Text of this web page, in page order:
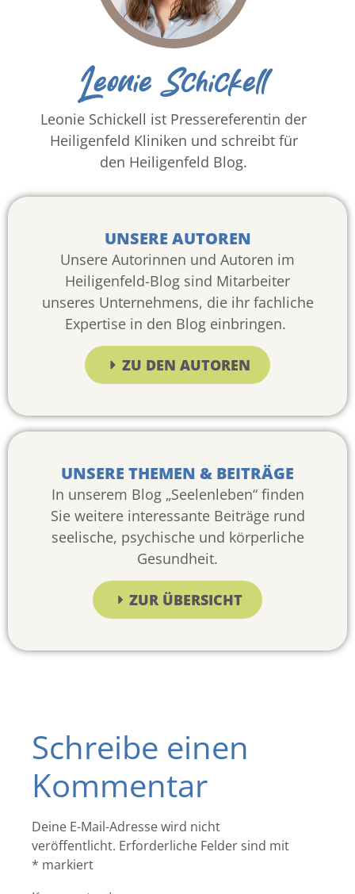
Leonie Schickell
Leonie Schickell ist Pressereferentin der
Heiligenfeld Kliniken und schreibt für
den Heiligenfeld Blog.
UNSERE AUTOREN
Unsere Autorinnen und Autoren im
Heiligenfeld-Blog sind Mitarbeiter
unseres Unternehmens, die ihr fachliche
Expertise in den Blog einbringen.
ZU DEN AUTOREN
UNSERE THEMEN & BEITRÄGE
In unserem Blog „Seelenleben“ finden
Sie weitere interessante Beiträge rund
seelische, psychische und körperliche
Gesundheit.
ZUR ÜBERSICHT
Schreibe einen
Kommentar
Deine E-Mail-Adresse wird nicht
veröffentlicht. Erforderliche Felder sind mit
* markiert